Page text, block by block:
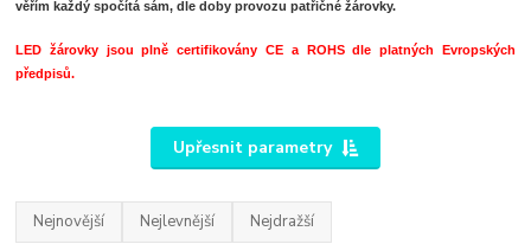
věřím každý spočítá sám, dle doby provozu patřičné žárovky.
LED žárovky jsou plně certifikovány CE a ROHS dle platných Evropských
předpisů.
Upřesnit parametry
Nejnovější Nejlevnější Nejdražší